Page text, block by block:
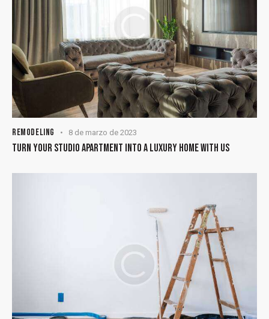
REMODELING 8 de marzo de 2023
TURN YOUR STUDIO APARTMENT INTO A LUXURY HOME WITH US